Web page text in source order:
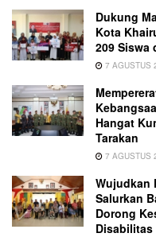
Dukung
Kota
209 Siswa
7 AGUSTUS
Hangat
Tarakan
7 AGUSTUS
Wujudkan
Salurkan
Dorong
Disabilitas